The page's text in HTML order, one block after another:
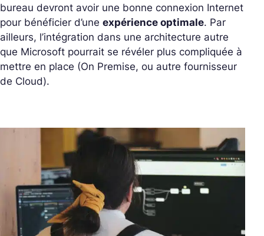
bureau devront avoir une bonne connexion Internet
pour bénéficier d’une expérience optimale. Par
ailleurs, l’intégration dans une architecture autre
que Microsoft pourrait se révéler plus compliquée à
mettre en place (On Premise, ou autre fournisseur
de Cloud).